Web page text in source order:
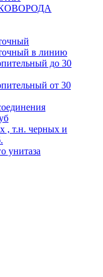
в линию
до 30
от 30
, т.н. черных и
унитаза